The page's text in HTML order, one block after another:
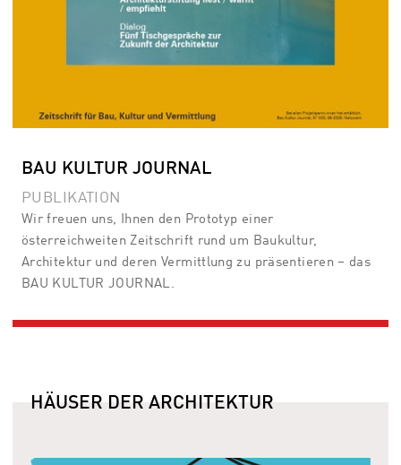
BAU KULTUR JOURNAL
PUBLIKATION
Wir freuen uns, Ihnen den Prototyp einer
österreichweiten Zeitschrift rund um Baukultur,
Architektur und deren Vermittlung zu präsentieren – das
BAU KULTUR JOURNAL.
HÄUSER DER ARCHITEKTUR